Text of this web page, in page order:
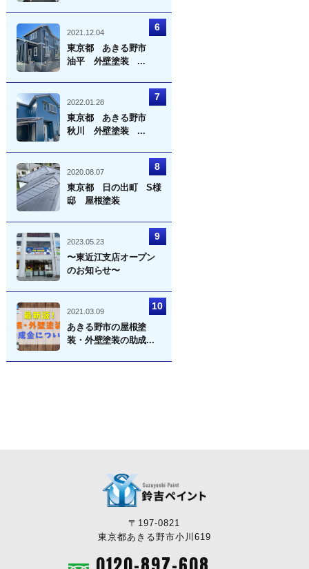
2021.12.04
東京都 あきる野市
油平 外壁塗装 ...
2022.01.28
東京都 あきる野市
秋川 外壁塗装 ...
2020.08.07
東京都 日の出町 S様
邸 屋根塗装
2023.05.23
〜東近江支店オープン
のお知らせ〜
2021.03.09
あきる野市の屋根塗
装・外壁塗装の助成...
〒197-0821
東京都あきる野市小川619